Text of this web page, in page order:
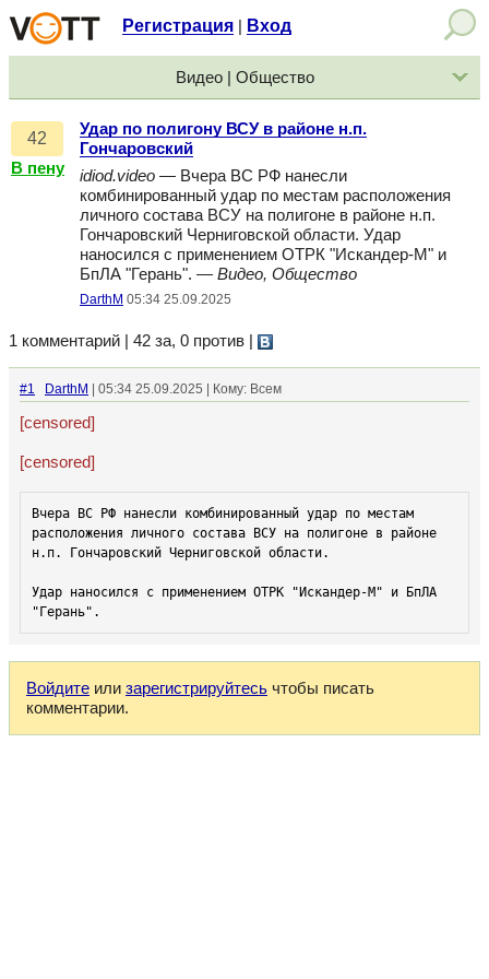
Регистрация Вход
Видео | Общество
42
В пену
Удар по полигону ВСУ в районе н.п.
Гончаровский
idiod.video — Вчера ВС РФ нанесли
комбинированный удар по местам расположения
личного состава ВСУ на полигоне в районе н.п.
Гончаровский Черниговской области. Удар
наносился с применением ОТРК "Искандер-М" и
БпЛА "Герань". — Видео, Общество
DarthM 05:34 25.09.2025
1 комментарий | 42 за, 0 против
#1 DarthM | 05:34 25.09.2025 | Кому: Всем
[censored]
[censored]
Вчера ВС РФ нанесли комбинированный удар по местам
расположения личного состава ВСУ на полигоне в районе
н.п. Гончаровский Черниговской области.
Удар наносился с применением ОТРК "Искандер-М" и БпЛА
"Герань".
Войдите или зарегистрируйтесь чтобы писать
комментарии.